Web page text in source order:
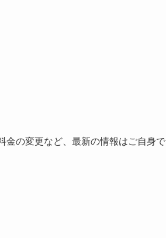
金の変更など、最新の情報はご自身で